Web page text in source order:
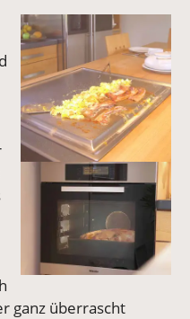
Vergrößerte Version
Vergrößerte Version
ganz überrascht